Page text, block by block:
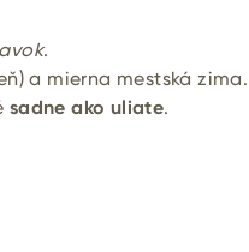
.
a mierna mestská zima.
sadne ako uliate.